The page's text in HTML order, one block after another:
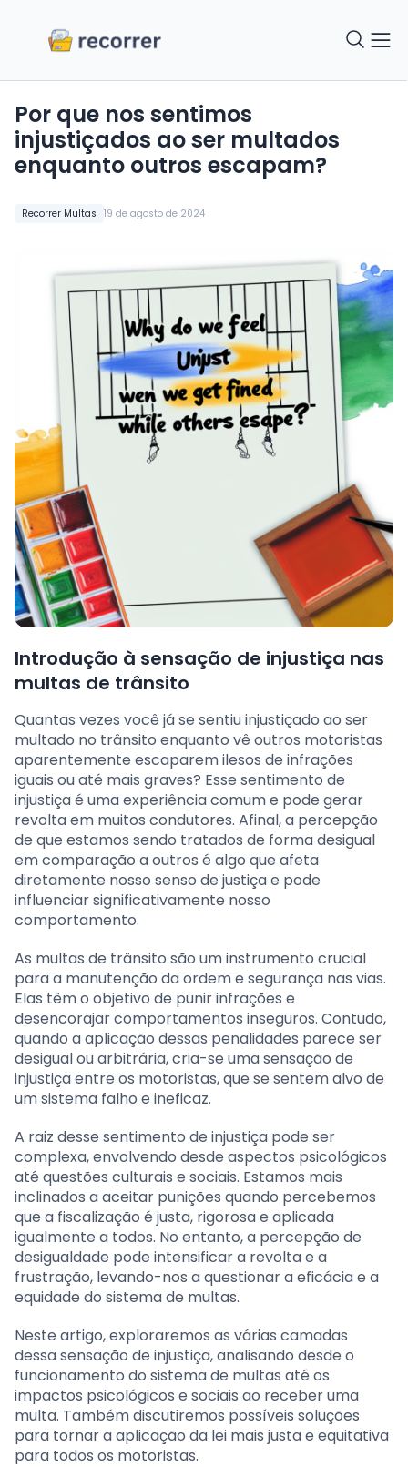
Recorrer Multas 19 de agosto de 2024
Por que nos sentimos
injustiçados ao ser multados
enquanto outros escapam?
Introdução à sensação de injustiça nas
multas de trânsito
Quantas vezes você já se sentiu injustiçado ao ser
multado no trânsito enquanto vê outros motoristas
aparentemente escaparem ilesos de infrações
iguais ou até mais graves? Esse sentimento de
injustiça é uma experiência comum e pode gerar
revolta em muitos condutores. Afinal, a percepção
de que estamos sendo tratados de forma desigual
em comparação a outros é algo que afeta
diretamente nosso senso de justiça e pode
influenciar significativamente nosso
comportamento.
As multas de trânsito são um instrumento crucial
para a manutenção da ordem e segurança nas vias.
Elas têm o objetivo de punir infrações e
desencorajar comportamentos inseguros. Contudo,
quando a aplicação dessas penalidades parece ser
desigual ou arbitrária, cria-se uma sensação de
injustiça entre os motoristas, que se sentem alvo de
um sistema falho e ineficaz.
A raiz desse sentimento de injustiça pode ser
complexa, envolvendo desde aspectos psicológicos
até questões culturais e sociais. Estamos mais
inclinados a aceitar punições quando percebemos
que a fiscalização é justa, rigorosa e aplicada
igualmente a todos. No entanto, a percepção de
desigualdade pode intensificar a revolta e a
frustração, levando-nos a questionar a eficácia e a
equidade do sistema de multas.
Neste artigo, exploraremos as várias camadas
dessa sensação de injustiça, analisando desde o
funcionamento do sistema de multas até os
impactos psicológicos e sociais ao receber uma
multa. Também discutiremos possíveis soluções
para tornar a aplicação da lei mais justa e equitativa
para todos os motoristas.